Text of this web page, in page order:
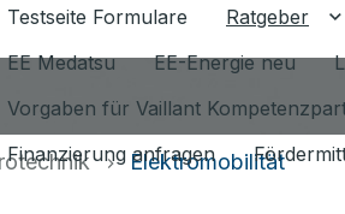
Testseite Formulare Ratgeber
EE Medatsu
EE-Energie neu
Vorgaben für Vaillant
Finanzierung anfragen
Elektromobilität